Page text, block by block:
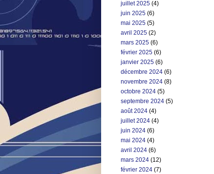
juillet 2025 (4)
juin 2025 (6)
mai 2025 (5)
avril 2025 (2)
mars 2025 (6)
février 2025 (6)
janvier 2025 (6)
décembre 2024 (6)
novembre 2024 (8)
octobre 2024 (5)
septembre 2024 (5)
août 2024 (4)
juillet 2024 (4)
juin 2024 (6)
mai 2024 (4)
avril 2024 (6)
mars 2024 (12)
février 2024 (7)